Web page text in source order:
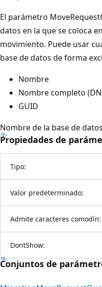
El parámetro
datos en la que se coloca
movimiento. Puede usar
base de datos de forma
Nombre
Nombre completo
GUID
Nombre de la base de datos
Propiedades de
Tipo:
Valor predeterminado:
Admite caracteres comodín:
DontShow:
Conjuntos de